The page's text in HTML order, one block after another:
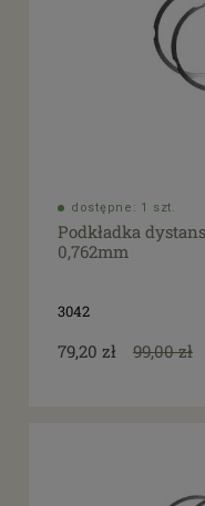
dostępne: 1 szt.
Podkładka
0,762mm
3042
79,20 zł 99,00 zł